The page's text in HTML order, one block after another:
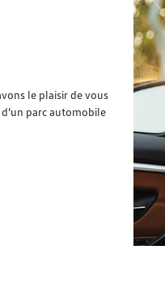
le plaisir de vous
parc automobile